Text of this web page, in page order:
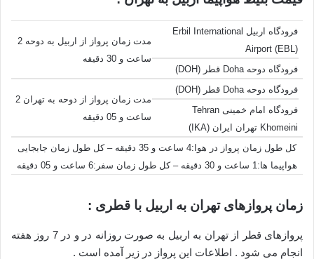
فرودگاه اربیل Erbil International
Airport (EBL)
مدت زمان پرواز از اربیل به دوحه 2
ساعت و 30 دقیقه
فرودگاه دوحه Doha قطر (DOH)
فرودگاه دوحه Doha قطر (DOH)
مدت زمان پرواز از دوحه به تهران 2
ساعت و 05 دقیقه
فرودگاه امام خمینی Tehran
Khomeini تهران ایران (IKA)
کل طول زمان پرواز در هوا:4 ساعت و 35 دقیقه – کل طول زمان جابجایی
هواپیما ها:1 ساعت و 30 دقیقه – کل طول زمان سفر:6 ساعت و 05 دقیقه
زمان پروازهای تهران به اربیل با قطری :
پروازهای قطر از تهران به اربیل به صورت روزانه در و در 7 روز هفته
انجام می شود . اطلاعات این پرواز در زیر آمده است .